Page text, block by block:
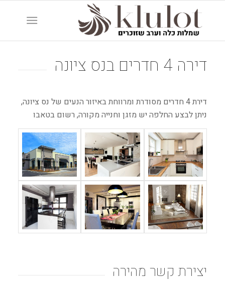
דירה 4 חדרים בנס ציונה
דירת 4 חדרים מסודרת ומרווחת באיזור הנעים של נס ציונה,
ניתן לבצע החלפה יש מזגן וחנייה מקורה, רשום בטאבו
יצירת קשר מהירה